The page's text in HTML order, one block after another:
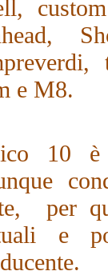
e M8.
10 è
per
e